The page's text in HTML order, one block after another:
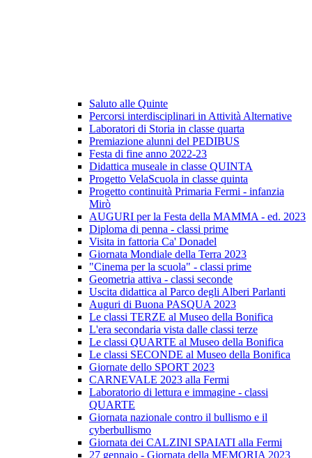
Saluto alle Quinte
Percorsi interdisciplinari in Attività Alternative
Laboratori di Storia in classe quarta
Premiazione alunni del PEDIBUS
Festa di fine anno 2022-23
Didattica museale in classe QUINTA
Progetto VelaScuola in classe quinta
Progetto continuità Primaria Fermi - infanzia
Mirò
AUGURI per la Festa della MAMMA - ed. 2023
Diploma di penna - classi prime
Visita in fattoria Ca' Donadel
Giornata Mondiale della Terra 2023
"Cinema per la scuola" - classi prime
Geometria attiva - classi seconde
Uscita didattica al Parco degli Alberi Parlanti
Auguri di Buona PASQUA 2023
Le classi TERZE al Museo della Bonifica
L'era secondaria vista dalle classi terze
Le classi QUARTE al Museo della Bonifica
Le classi SECONDE al Museo della Bonifica
Giornate dello SPORT 2023
CARNEVALE 2023 alla Fermi
Laboratorio di lettura e immagine - classi
QUARTE
Giornata nazionale contro il bullismo e il
cyberbullismo
Giornata dei CALZINI SPAIATI alla Fermi
27 gennaio - Giornata della MEMORIA 2023